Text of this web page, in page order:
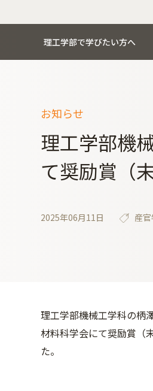
理工学部で学びたい方へ
お知らせ
理工学部機
て奨励賞（
2025年06月11日 産
理工学部機械工学科の柄
材料科学会にて奨励賞（
た。